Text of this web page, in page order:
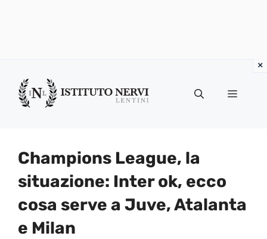
contenuto
Menu
Champions League, la
situazione: Inter ok, ecco
cosa serve a Juve, Atalanta
e Milan